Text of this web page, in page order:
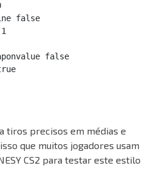
false
false
tiros precisos em médias e
que muitos jogadores usam
CS2 para testar este estilo